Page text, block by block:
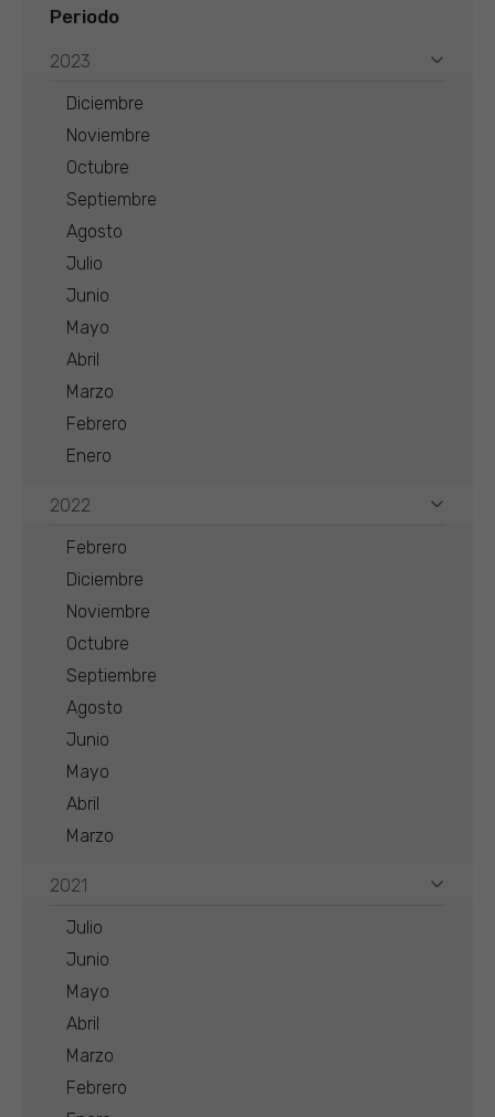
Periodo
2023
Diciembre
Noviembre
Octubre
Septiembre
Agosto
Julio
Junio
Mayo
Abril
Marzo
Febrero
Enero
2022
Febrero
Diciembre
Noviembre
Octubre
Septiembre
Agosto
Junio
Mayo
Abril
Marzo
2021
Julio
Junio
Mayo
Abril
Marzo
Febrero